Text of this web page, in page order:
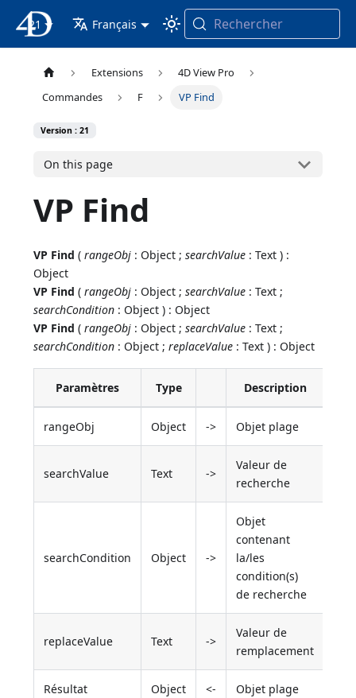
4D Documentation
21 Français Rechercher
Extensions
4D View Pro
Commandes
F VP Find
Version : 21
On this page
VP Find
VP Find (rangeObj : Object ;searchValue : Text ) :
Object
VP Find (rangeObj : Object ;searchValue : Text ;
searchCondition : Object ) : Object
VP Find (rangeObj : Object ;searchValue : Text ;
searchCondition : Object ;replaceValue : Text ) : Object
Paramètres Type Description
rangeObj Object -> Objet plage
searchValue Text ->
Valeur de
recherche
searchCondition Object ->
Objet
contenant
la/les
condition(s)
de recherche
replaceValue Text ->
Valeur de
remplacement
Résultat Object <- Objet plage